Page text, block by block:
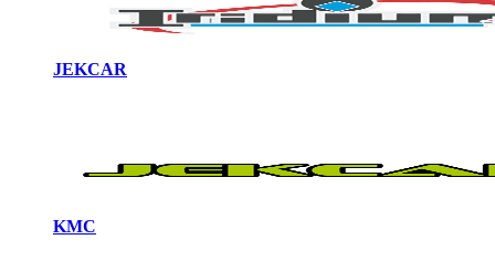
JEKCAR
KMC